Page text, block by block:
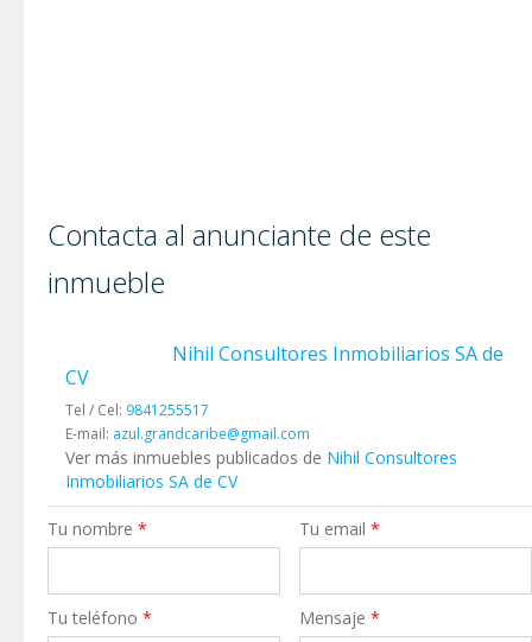
Contacta al anunciante de este
inmueble
Nihil Consultores Inmobiliarios SA de
CV
Tel / Cel: 9841255517
E-mail: azul.grandcaribe@gmail.com
Ver más inmuebles publicados de Nihil Consultores
Inmobiliarios SA de CV
Tu nombre * Tu email*
Tu teléfono * Mensaje*